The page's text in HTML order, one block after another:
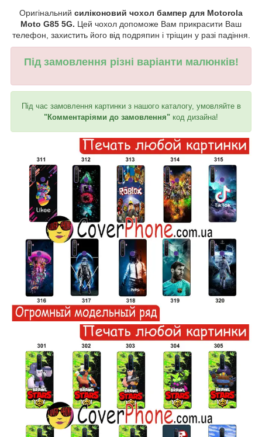
Оригінальний силіконовий чохол бампер для Motorola
Moto G85 5G. Цей чохол допоможе Вам прикрасити Ваш
телефон, захистить його від подряпин і тріщин у разі падіння.
Під замовлення різні варіанти малюнків!
Під час замовлення картинки з нашого каталогу, умовляйте в
"Комментаріями до замовлення" код дизайна!